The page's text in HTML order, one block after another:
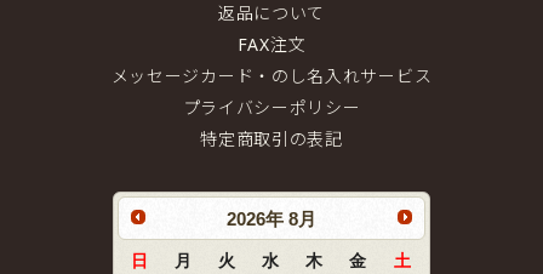
返品について
FAX注文
メッセージカード・のし名入れサービス
プライバシーポリシー
特定商取引の表記
2026年 8月
日 月 火 水 木 金
土